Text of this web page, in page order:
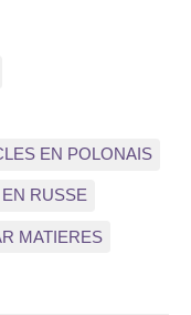
EN POLONAIS
RUSSE
MATIERES